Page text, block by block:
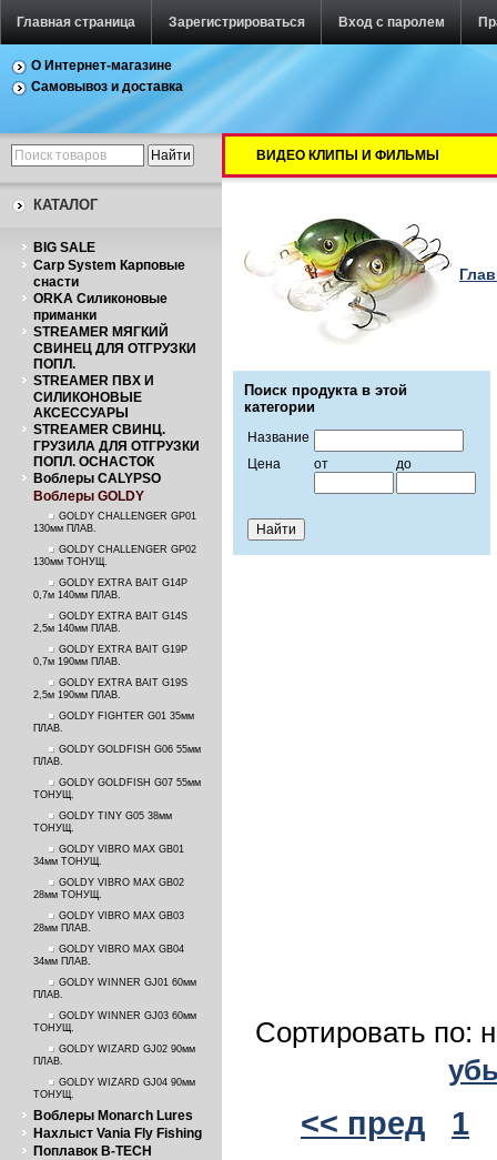
Главная страница Зарегистрироваться Вход с паролем
О Интернет-магазине
Самовывоз и доставка
КАТАЛОГ
BIG SALE
Carp System Карповые
снасти
ORKA Силиконовые
приманки
STREAMER МЯГКИЙ
СВИНЕЦ ДЛЯ ОТГРУЗКИ
ПОПЛ.
STREAMER ПВХ И
СИЛИКОНОВЫЕ
АКСЕССУАРЫ
STREAMER СВИНЦ.
ГРУЗИЛА ДЛЯ ОТГРУЗКИ
ПОПЛ. ОСНАСТОК
Воблеры CALYPSO
Воблеры GOLDY
GOLDY CHALLENGER GP01
130мм ПЛАВ.
GOLDY CHALLENGER GP02
130мм ТОНУЩ.
GOLDY EXTRA BAIT G14P
0,7м 140мм ПЛАВ.
GOLDY EXTRA BAIT G14S
2,5м 140мм ПЛАВ.
GOLDY EXTRA BAIT G19P
0,7м 190мм ПЛАВ.
GOLDY EXTRA BAIT G19S
2,5м 190мм ПЛАВ.
GOLDY FIGHTER G01 35мм
ПЛАВ.
GOLDY GOLDFISH G06 55мм
ПЛАВ.
GOLDY GOLDFISH G07 55мм
ТОНУЩ.
GOLDY TINY G05 38мм
ТОНУЩ.
GOLDY VIBRO MAX GB01
34мм ТОНУЩ.
GOLDY VIBRO MAX GB02
28мм ТОНУЩ.
GOLDY VIBRO MAX GB03
28мм ПЛАВ.
GOLDY VIBRO MAX GB04
34мм ПЛАВ.
GOLDY WINNER GJ01 60мм
ПЛАВ.
GOLDY WINNER GJ03 60мм
ТОНУЩ.
GOLDY WIZARD GJ02 90мм
ПЛАВ.
GOLDY WIZARD GJ04 90мм
ТОНУЩ.
Воблеры Monarch Lures
Нахлыст Vania Fly Fishing
Поплавок B-TECH
ВИДЕО КЛИПЫ И ФИЛЬМЫ
Поиск продукта в этой
категории
Название
Цена
от до
Сортировать по:
<< пред 1